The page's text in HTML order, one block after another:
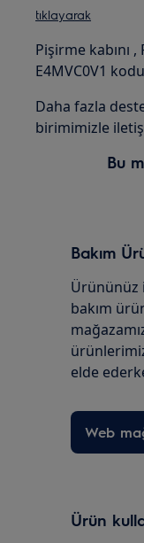
tıklayarak
Pişirme kabını
E4MVC0V1
Daha fazla
birimimizle
Bu
Bakım
Ürününüz
bakım
elde
Web
Ürün